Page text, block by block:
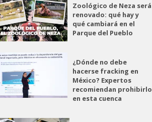
Zoológico de Neza será
renovado: qué hay y
qué cambiará en el
Parque del Pueblo
¿Dónde no debe
hacerse fracking en
México? Expertos
recomiendan prohibirlo
en esta cuenca